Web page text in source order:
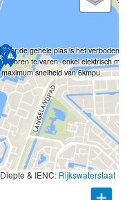
Over de gehele plas is het verboden
motoren te varen, enkel elektrisch
maximum snelheid van 6kmpu.
Diepte & IENC: Rijkswaterstaat